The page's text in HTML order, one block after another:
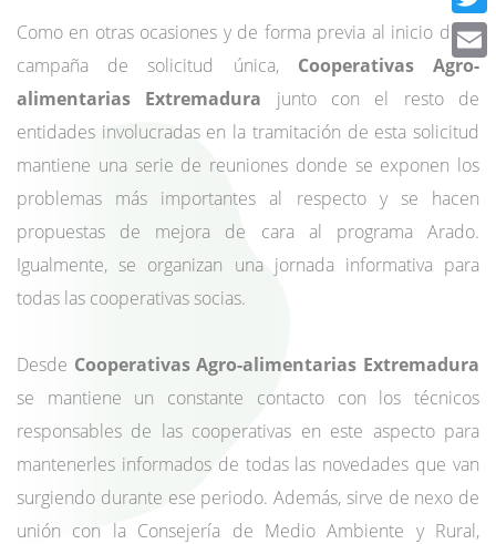
Como en otras ocasiones y de forma previa al inicio de la
campaña de solicitud única, Cooperativas Agro-
alimentarias Extremadura junto con el resto de
entidades involucradas en la tramitación de esta solicitud
mantiene una serie de reuniones donde se exponen los
problemas más importantes al respecto y se hacen
propuestas de mejora de cara al programa Arado.
Igualmente, se organizan una jornada informativa para
todas las cooperativas socias.
Desde Cooperativas Agro-alimentarias Extremadura
se mantiene un constante contacto con los técnicos
responsables de las cooperativas en este aspecto para
mantenerles informados de todas las novedades que van
surgiendo durante ese periodo. Además, sirve de nexo de
unión con la Consejería de Medio Ambiente y Rural,
Email